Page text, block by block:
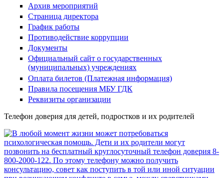
Архив мероприятий
Страница директора
График работы
Противодействие коррупции
Документы
Официальный сайт о государственных
(муниципальных) учреждениях
Оплата билетов (Платежная информация)
Правила посещения МБУ ГДК
Реквизиты организации
Телефон доверия для детей, подростков и их родителей